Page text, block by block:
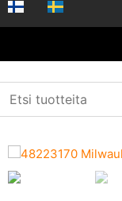
Etusivu Koneet ja
/